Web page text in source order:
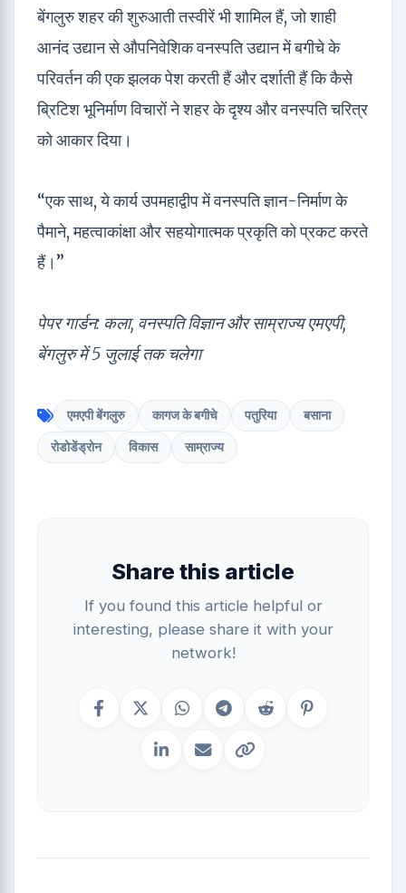
बेंगलुरु शहर की शुरुआती तस्वीरें भी शामिल हैं, जो शाही
आनंद उद्यान से औपनिवेशिक वनस्पति उद्यान में बगीचे के
परिवर्तन की एक झलक पेश करती हैं और दर्शाती हैं कि कैसे
ब्रिटिश भूनिर्माण विचारों ने शहर के दृश्य और वनस्पति चरित्र
को आकार दिया।
“एक साथ, ये कार्य उपमहाद्वीप में वनस्पति ज्ञान-निर्माण के
पैमाने, महत्वाकांक्षा और सहयोगात्मक प्रकृति को प्रकट करते
हैं।”
पेपर गार्डन: कला, वनस्पति विज्ञान और साम्राज्य एमएपी,
बेंगलुरु में 5 जुलाई तक चलेगा
एमएपी बेंगलुरु कागज के बगीचे पतुरिया बसाना
रोडोडेंड्रोन विकास साम्राज्य
Share this article
If you found this article helpful or
interesting, please share it with your
network!